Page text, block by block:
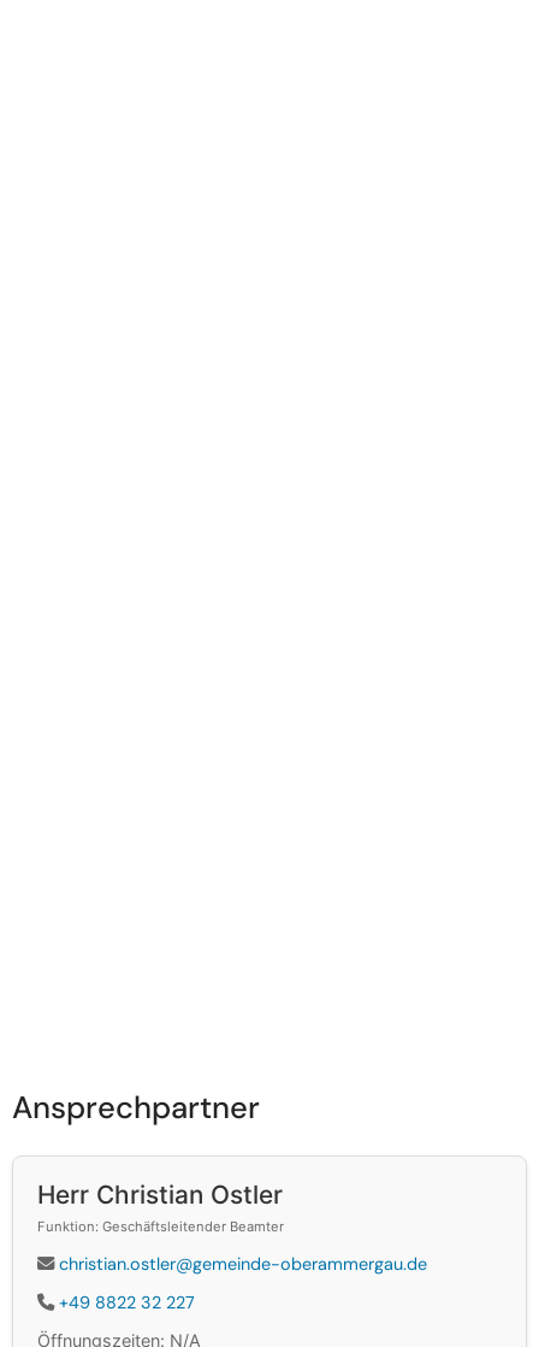
Ansprechpartner
Herr Christian Ostler
Funktion: Geschäftsleitender Beamter
christian.ostler@gemeinde-oberammergau.de
+49 8822 32 227
Öffnungszeiten: N/A